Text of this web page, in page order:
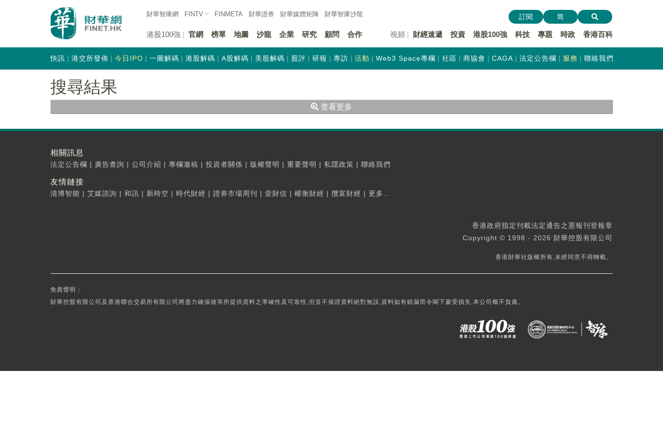
財華智庫網 FINTV FINMETA 財華證券 財華媒體矩陣 財華智庫沙龍
港股100強 官網 榜單 地圖 沙龍 企業 研究 顧問 合作 視頻 財經速遞 投資 港股100強 科技 專題 時政 香港百科
訂閱 简
快訊 港交所發佈 今日IPO 一圖解碼 港股解碼 A股解碼 美股解碼 股評 研報 專訪 活動 Web3 Space專欄 社區 商協會 CAGA 法定公告欄 服務 聯絡我們
搜尋結果
查看更多
相關訊息
法定公告欄 | 廣告查詢 | 公司介紹 | 專欄邀稿 | 投資者關係 | 版權聲明 | 重要聲明 | 私隱政策 | 聯絡我們
友情鏈接
清博智能 | 艾媒諮詢 | 和訊 | 新時空 | 時代財經 | 證券市場周刊 | 壹財信 | 權衡財經 | 攬富財經 | 更多...
香港政府指定刊載法定通告之憲報刊登報章
Copyright © 1998 - 2026 財華控股有限公司
香港財華社版權所有,未經同意不得轉載。
免責聲明：
財華控股有限公司及香港聯合交易所有限公司將盡力確保彼等所提供資料之準確性及可靠性,但並不保證資料絕對無誤,資料如有錯漏而令閣下蒙受損失,本公司概不負責。